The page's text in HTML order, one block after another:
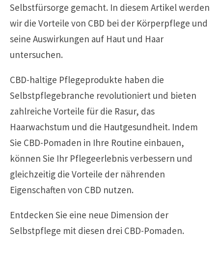
Selbstfürsorge gemacht. In diesem Artikel werden
wir die Vorteile von CBD bei der Körperpflege und
seine Auswirkungen auf Haut und Haar
untersuchen.
CBD-haltige Pflegeprodukte haben die
Selbstpflegebranche revolutioniert und bieten
zahlreiche Vorteile für die Rasur, das
Haarwachstum und die Hautgesundheit. Indem
Sie CBD-Pomaden in Ihre Routine einbauen,
können Sie Ihr Pflegeerlebnis verbessern und
gleichzeitig die Vorteile der nährenden
Eigenschaften von CBD nutzen.
Entdecken Sie eine neue Dimension der
Selbstpflege mit diesen drei CBD-Pomaden.